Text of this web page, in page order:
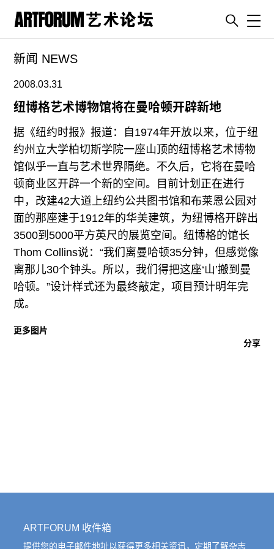
artguide
新闻
展评
杂志
专栏
视频
ENGLISH
ART & EDUCATION
广告
订阅
往期内容
新闻 NEWS
2008.03.31
纽博格艺术博物馆将在曼哈顿开辟新地
据《纽约时报》报道：自1974年开放以来，位于纽
约州立大学柏切斯学院一座山顶的纽博格艺术博物
馆似乎一直与艺术世界隔绝。不久后，它将在曼哈
顿商业区开辟一个新的空间。目前计划正在进行
中，改建42大道上纽约公共图书馆和布莱恩公园对
面的那座建于1912年的华美建筑，为纽博格开辟出
3500到5000平方英尺的展览空间。纽博格的馆长
Thom Collins说：“我们离曼哈顿35分钟，但感觉像
离那儿30个钟头。所以，我们得把这座‘山’搬到曼
哈顿。”设计样式还为最终敲定，项目预计明年完
成。
更多图片
分享
ARTFORUM 收件箱
提供您的电子邮件地址以获得更多相关资讯，定期了解杂志